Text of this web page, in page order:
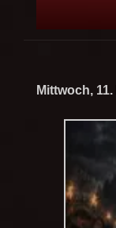
Mittwoch,